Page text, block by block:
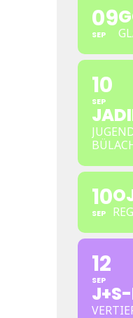
09
SEP
10
SEP
10
SEP
12
SEP
J+S-